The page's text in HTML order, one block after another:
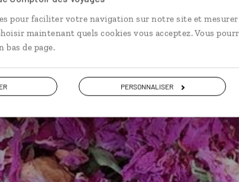
pour faciliter votre navigation sur notre site et
maintenant quels cookies vous acceptez. Vous
bas de page.
PERSONNALISER